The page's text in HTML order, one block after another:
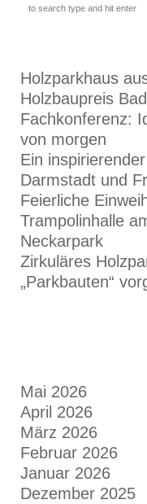
Holzparkhaus
Holzbaupreis
Fachkonferenz:
von morgen
Ein
Darmstadt und
Feierliche
Trampolinhalle
Neckarpark
Zirkuläres
„Parkbauten“
Mai 2026
April 2026
März 2026
Februar 2026
Januar 2026
Dezember 2025